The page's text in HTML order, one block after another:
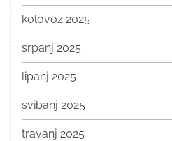
kolovoz 2025
srpanj 2025
lipanj 2025
svibanj 2025
travanj 2025